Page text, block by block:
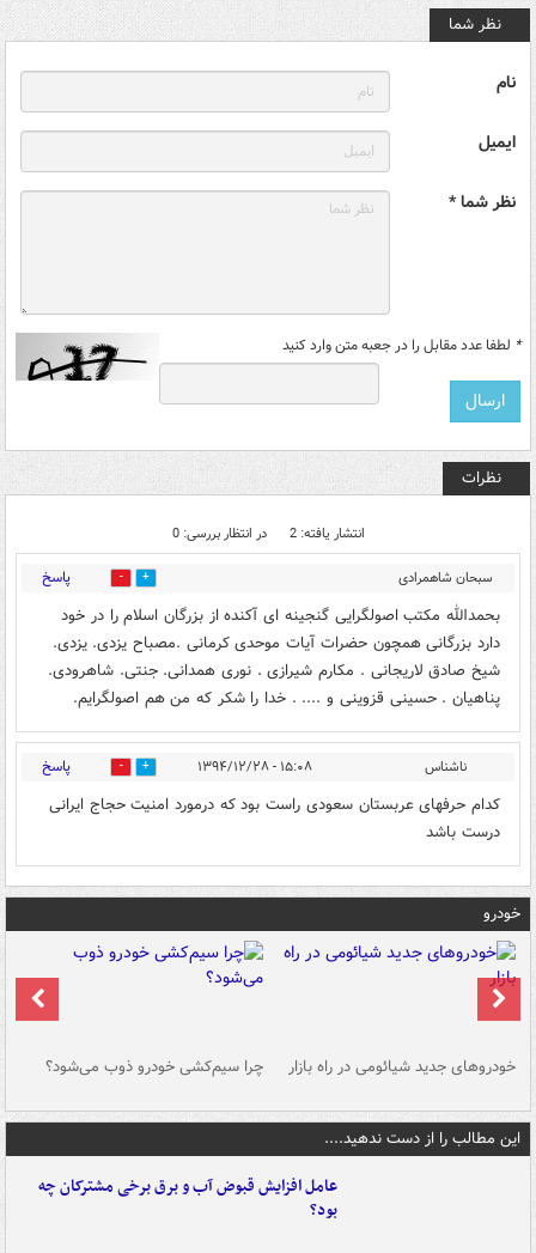
نظر شما
نام
ایمیل
نظر شما *
* لطفا عدد مقابل را در جعبه متن وارد کنید
نظرات
انتشار یافته: 2 در انتظار بررسی: 0
سبحان شاهمرادی
اصولگرا
۱۴:۵۷ - ۱۳۹۴/۱۲/۲۸
0 پاسخ
بحمدالله مکتب اصولگرایی گنجینه ای آکنده از بزرگان اسلام را در خود
دارد بزرگانی همچون حضرات آیات موحدی کرمانی .مصباح یزدی. یزدی.
شیخ صادق لاریجانی . مکارم شیرازی . نوری همدانی. جنتی. شاهرودی.
پناهیان . حسینی قزوینی و .... . خدا را شکر که من هم اصولگرایم.
ناشناس ۱۵:۰۸ - ۱۳۹۴/۱۲/۲۸ 0 پاسخ
کدام حرفهای عربستان سعودی راست بود که درمورد امنیت حجاج ایرانی
درست باشد
خودرو
خودروهای جدید شیائومی در راه بازار چرا سیم‌کشی خودرو ذوب می‌شود؟
این مطالب را از دست ندهید....
عامل افزایش قبوض آب و برق برخی مشترکان چه
بود؟